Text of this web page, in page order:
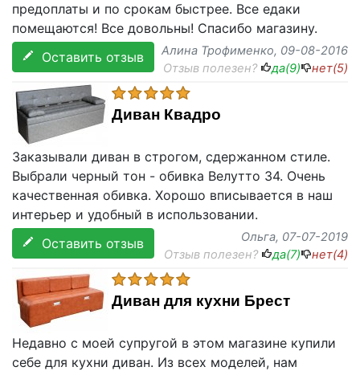
предоплаты и по срокам быстрее. Все едаки
помещаются! Все довольны! Спасибо магазину.
Оставить отзыв
Алина Трофименко, 09-08-2016
Отзыв полезен?
да(9) нет(5)
Диван Квадро
Заказывали диван в строгом, сдержанном стиле.
Выбрали черный тон - обивка Велутто 34. Очень
качественная обивка. Хорошо вписывается в наш
интерьер и удобный в использовании.
Оставить отзыв
Ольга, 07-07-2019
Отзыв полезен?
да(7) нет(4)
Диван для кухни Брест
Недавно с моей супругой в этом магазине купили
себе для кухни диван. Из всех моделей, нам